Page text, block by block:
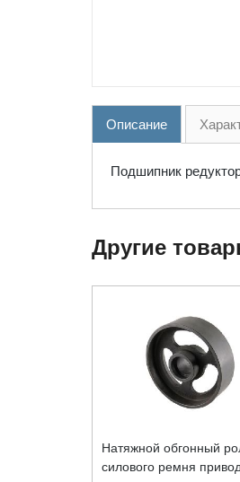
Описание
Подшипник
Другие
Натяжной обгонный
силового ремня